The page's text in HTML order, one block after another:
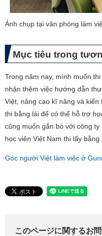
​Ảnh chụp tại văn phòng làm
Mục tiêu trong
Trong năm nay, mình muốn
nhận thêm việc hướng dẫn
Việt, nâng cao kĩ năng và
thi bằng lái để có thể hỗ trợ
cũng muốn gắn bó với công
học viên Việt Nam thi lấy bằng
Góc người Việt làm việc ở
このページに関するお